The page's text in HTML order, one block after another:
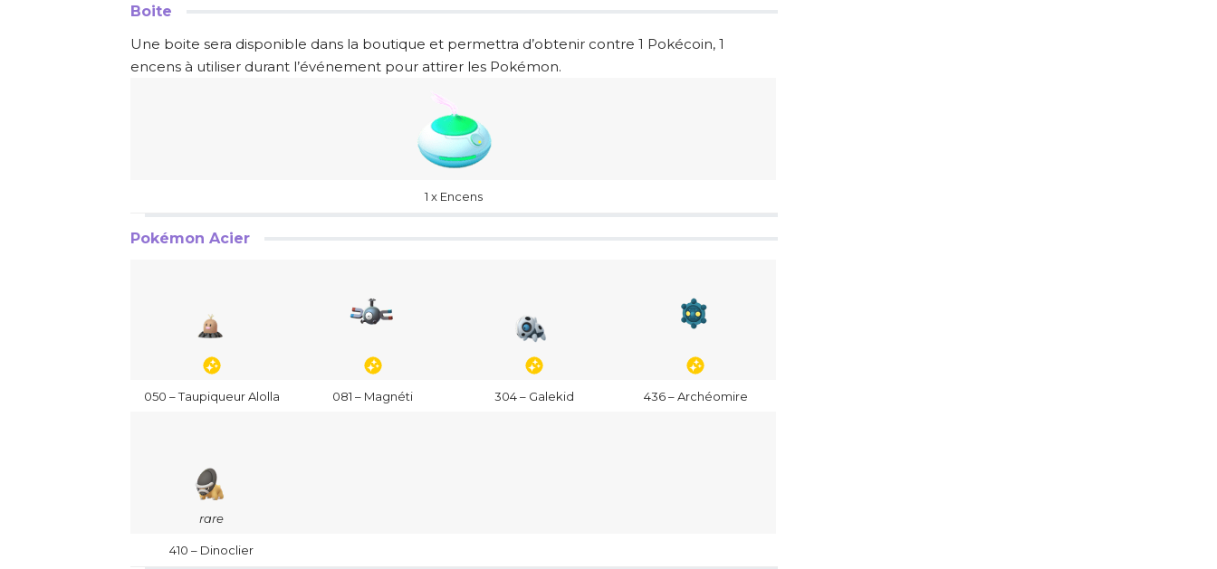
Boite
Une boite sera disponible dans la boutique et permettra d’obtenir contre 1 Pokécoin, 1
encens à utiliser durant l’événement pour attirer les Pokémon.
1 x Encens
Pokémon Acier
050 – Taupiqueur Alolla 081 – Magnéti 304 – Galekid 436 – Archéomire
rare
410 – Dinoclier